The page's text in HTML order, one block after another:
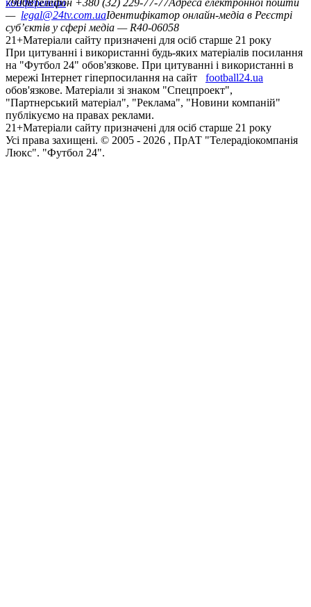
конференцій
79008Телефон +380 (32) 229-77-77Адреса електронної пошти
— legal@24tv.com.uaІдентифікатор онлайн-медіа в Реєстрі
суб’єктів у сфері медіа — R40-06058
21+Матеріали сайту призначені для осіб старше 21 року
При цитуванні і використанні будь-яких матеріалів посилання
на "Футбол 24" обов'язкове. При цитуванні і використанні в
мережі Інтернет гіперпосилання на сайт
football24.ua
обов'язкове. Матеріали зі знаком "Спецпроект",
"Партнерський матеріал", "Реклама", "Новини компаній"
публікуємо на правах реклами.
21+Матеріали сайту призначені для осіб старше 21 року
Усi права захищенi. © 2005 - 2026 , ПрАТ "Телерадіокомпанія
Люкс". "Футбол 24".